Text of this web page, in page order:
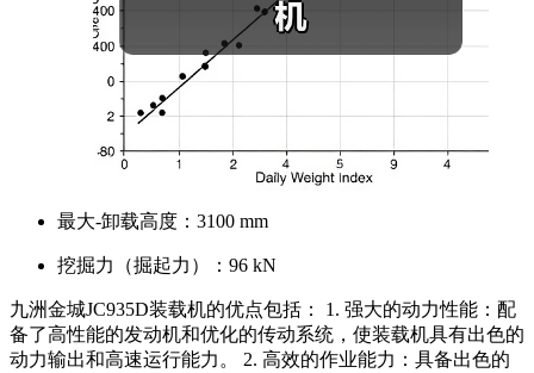
最大-卸载高度： 3100 mm
挖掘力（掘起力）： 96 kN
九洲金城JC935D装载机的优点包括： 1. 强大的动力性能：配
备了高性能的发动机和优化的传动系统，使装载机具有出色的
动力输出和高速运行能力。 2. 高效的作业能力：具备出色的